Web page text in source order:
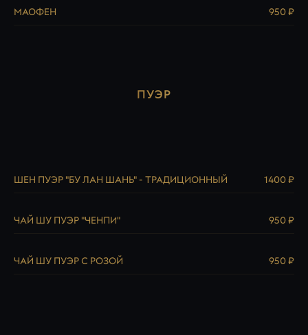
МАОФЕН 950 ₽
ПУЭР
ШЕН ПУЭР "БУ ЛАН ШАНЬ" - ТРАДИЦИОННЫЙ 1400 ₽
ЧАЙ ШУ ПУЭР "ЧЕНПИ" 950 ₽
ЧАЙ ШУ ПУЭР С РОЗОЙ 950 ₽